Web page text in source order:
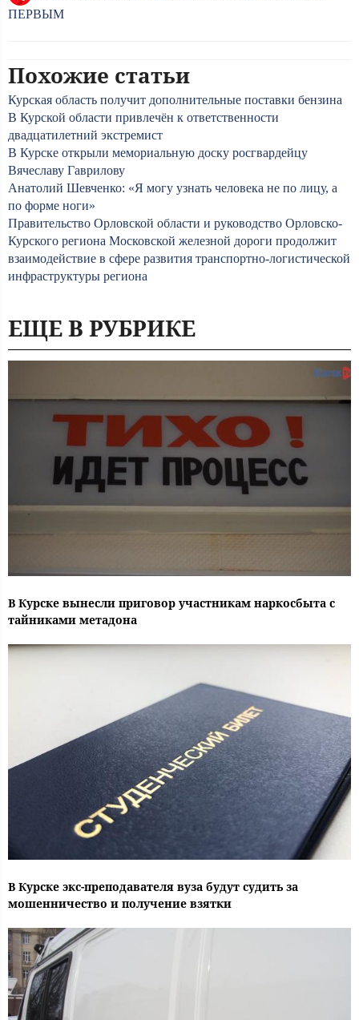
ПЕРВЫМ
Похожие статьи
Курская область получит дополнительные поставки бензина
В Курской области привлечён к ответственности
двадцатилетний экстремист
В Курске открыли мемориальную доску росгвардейцу
Вячеславу Гаврилову
Анатолий Шевченко: «Я могу узнать человека не по лицу, а
по форме ноги»
Правительство Орловской области и руководство Орловско-
Курского региона Московской железной дороги продолжит
взаимодействие в сфере развития транспортно-логистической
инфраструктуры региона
ЕЩЕ В РУБРИКЕ
В Курске вынесли приговор участникам наркосбыта с
тайниками метадона
В Курске экс-преподавателя вуза будут судить за
мошенничество и получение взятки